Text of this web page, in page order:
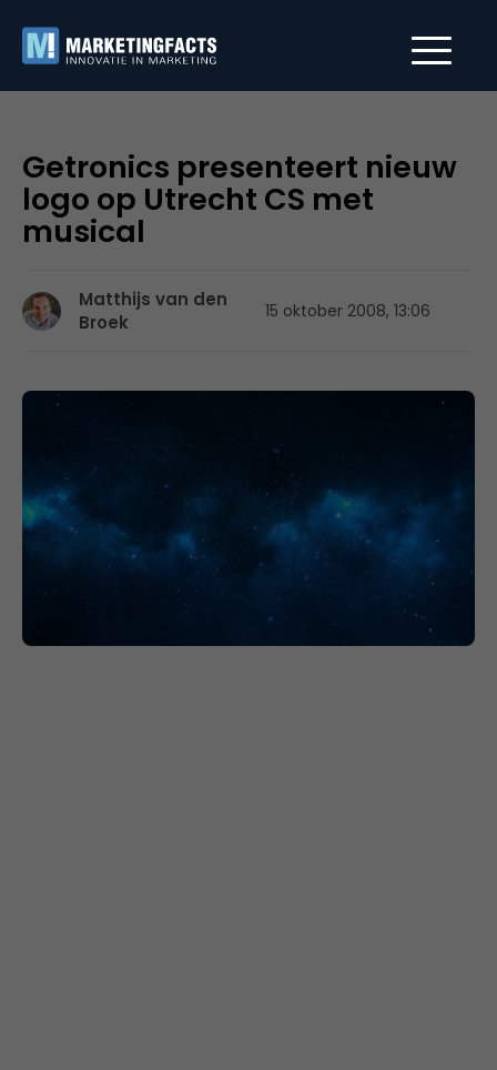
Getronics presenteert nieuw
logo op Utrecht CS met
musical
Matthijs van den
Broek
15 oktober 2008, 13:06